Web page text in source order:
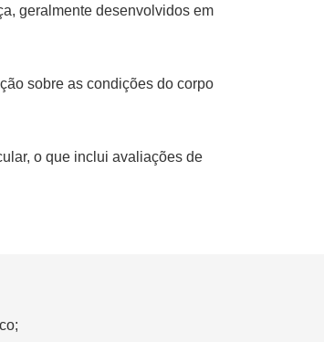
geralmente desenvolvidos em
sobre as condições do corpo
o que inclui avaliações de